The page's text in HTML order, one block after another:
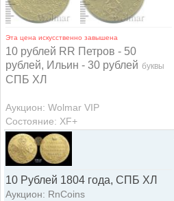
Эта цена искусственно завышена
10 рублей RR Петров - 50
рублей, Ильин - 30 рублей буквы
СПБ ХЛ
Аукцион: Wolmar VIP
Состояние: XF+
10 Рублей 1804 года, СПБ ХЛ
Аукцион: RnCoins